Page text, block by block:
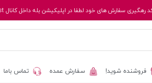
رهگیری سفارش های خود لطفا در اپلیکیشن بله داخل کانال
فروشنده شوید! سفارش عمده تماس باما